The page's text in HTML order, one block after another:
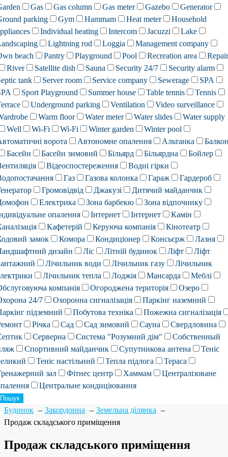
Gas Gas column Gas meter Gazebo
Generator
parking
Gym Hammam Heat meter
Household
Individual heating Intercom Jacuzzi
Lake
Lightning rod Loggia
Management company
beach
Pantry Playground Pool Recreation area
Repair
River
Satellite dish Sauna Security 24/7
Security alarm
tank
Server room Service company Sewerage
SPA
Sport Playground Summer house Table tennis
Tennis
Underground parking Ventilation
Video surveillance
Warm floor Water meter Water slides
Water supply
Well
Wi-Fi Wi-Fi Winter garden
Winter pool
ворота
Автономне опалення Альтанка
Басейн
Басейн зимовий Більярд Більярдна
Бойлер
Відеоспостереження
Водні гірки
Газ Газова колонка Гараж
Гардероб
Громовідвід Джакузі
Дитячий майданчик
Електрика Зона барбекю
Зона відпочинку
опалення
Інтернет Інтернет
Камін
Кафетерій Керуюча компанія
Кінотеатр
замок
Комора Кондиціонер Консьєрж
Лазня
дизайн
Ліс Літній будинок Ліфт
Ліфт
Лічильник води Лічильник газу
Лічильник
Лічильник тепла Лоджія Мансарда
Меблі
компанія
Огороджена територія
Озеро
24/7
Охоронна сигналізація
Паркінг наземний
підземний
Побутова техніка
Пожежна сигналізація
Річка Сад Сад зимовий Сауна
Свердловина
Серверна Система "Розумний дім"
Собственный
Спортивний майданчик Супутникова антена
Теніс
Теніс настільний Тепла підлога
Тераса
зал
Фітнес центр Хаммам
Централізоване
Центральне кондиціювання
Пошук
Будинок Закордонна
Земельна ділянка
Продаж складського приміщення
Продаж складського приміщення